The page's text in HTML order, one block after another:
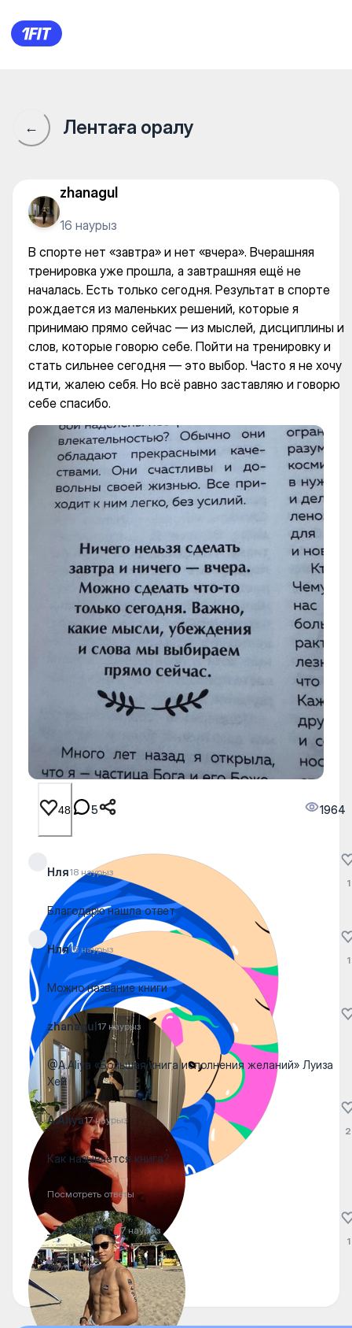
В спорте нет «завтра» и
← Лентаға оралу
zhanagul
16 наурыз
В спорте нет «завтра» и нет «вчера». Вчерашняя
тренировка уже прошла, а завтрашняя ещё не
началась. Есть только сегодня. Результат в спорте
рождается из маленьких решений, которые я
принимаю прямо сейчас — из мыслей, дисциплины и
слов, которые говорю себе. Пойти на тренировку и
стать сильнее сегодня — это выбор. Часто я не хочу
идти, жалею себя. Но всё равно заставляю и говорю
себе спасибо.
48 5 1964
Нля18 наурыз
Благодарю нашла ответ
1
Нля18 наурыз
Можно название книги
1
zhanagul17 наурыз
@A.Aliya «Большая книга исполнения желаний» Луиза
Хей
A.Aliya17 наурыз
Как называется книга?
Посмотреть ответы
2
_Zhaskairat_17 наурыз
💯
1